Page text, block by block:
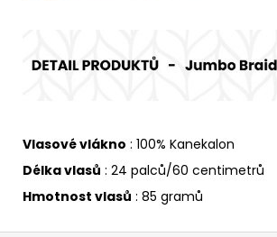
Vlasové vlákno : 100% Kanekalon
Délka vlasů : 24 palců/60 centimetrů
Hmotnost vlasů : 85 gramů